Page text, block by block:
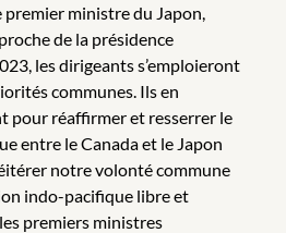
ministre du Japon,
de la présidence
les dirigeants s’emploieront
communes. Ils en
pour réaffirmer et resserrer le
entre le Canada et le Japon
notre volonté commune
indo-pacifique libre et
premiers ministres